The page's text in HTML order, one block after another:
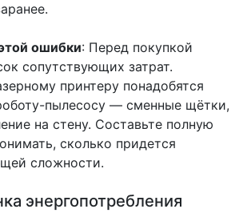
ошибки: Перед покупкой
сопутствующих затрат.
принтеру понадобятся
пылесосу — сменные щётки,
на стену. Составьте полную
сколько придется
сложности.
энергопотребления